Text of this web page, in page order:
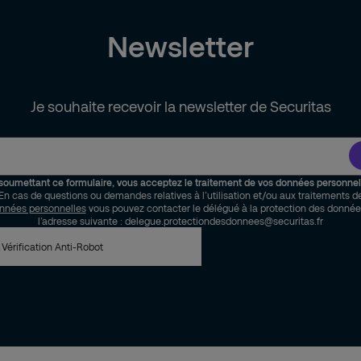
Newsletter
Je souhaite recevoir la newsletter de Securitas
ce formulaire, vous acceptez le traitement de vos données
En cas de questions ou demandes relatives à l’utilisation et/ou aux traitements
personnellesvous pouvez contacter le délégué à la protection des
l’adresse suivante : delegue.protectiondesdonnees@securitas.fr
Vérification Anti-Robot